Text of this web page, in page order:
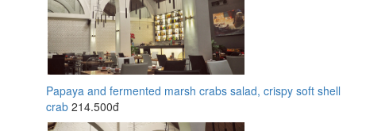
Papaya and fermented marsh crabs salad, crispy soft shell
crab 214.500đ